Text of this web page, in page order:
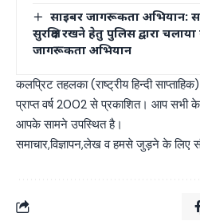
साइबर जागरूकता अभियान:
सुरक्षित रखने हेतु पुलिस द्वारा
जागरूकता अभियान
कलप्रिट तहलका (राष्ट्रीय हिन्दी
प्राप्त वर्ष 2002 से प्रकाशित। आप सभी
आपके सामने उपस्थित है।
समाचार,विज्ञापन,लेख व हमसे जुड़ने के लिए